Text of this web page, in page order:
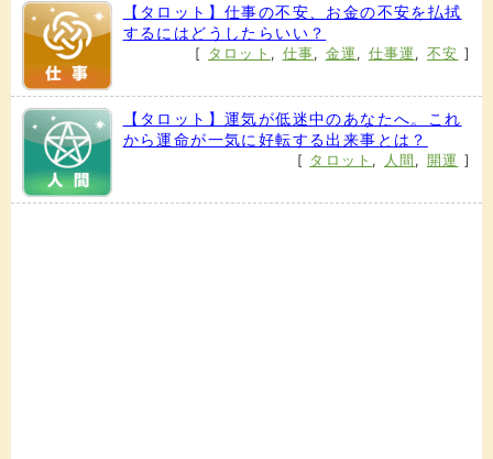
【タロット】仕事の不安、お金の不安を払拭
するにはどうしたらいい？
[ タロット , 仕事, 金運 , 仕事運 , 不安 ]
【タロット】運気が低迷中のあなたへ。これ
から運命が一気に好転する出来事とは？
[ タロット , 人間 , 開運 ]